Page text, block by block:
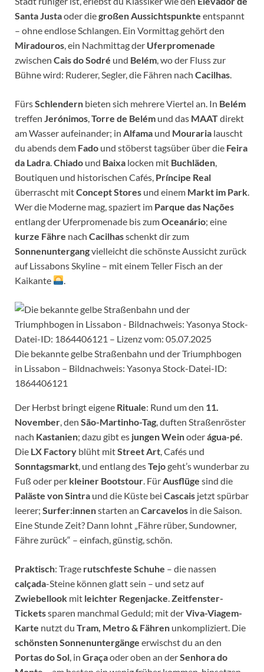
Santa Justaoder diegroßen Aussichtspunkte entspannt
– ohne endlose Schlangen. Ein Vormittag gehört den
Miradouros , ein Nachmittag der Uferpromenade
zwischen Cais do Sodré und Belém , wo der Fluss zur
Bühne wird: Ruderer, Segler, die Fähren nach Cacilhas
FürsSchlendern bieten sich mehrere Viertel an. In Belém
treffen Jerónimos Torre de Belém und das MAATdirekt
am Wasser aufeinander; in Alfama und Mouraria lauscht
du abends dem Fado und stöberst tagsüber über die Feira
da Ladra Chiado und Baixa locken mit Buchläden
Boutiquen und historischen Cafés, Príncipe Real
überrascht mitConcept Stores und einem Markt im Park
Wer die Moderne mag, spaziert im Parque das Nações
entlang der Uferpromenade bis zumOceanário; eine
kurze Fähre nach Cacilhasschenkt dir zum
Sonnenuntergangvielleicht die schönste Aussicht zurück
auf Lissabons Skyline – mit einem Teller Fisch an der
Kaikante
Die bekannte gelbe Straßenbahn und der Triumphbogen
in Lissabon – Bildnachweis: Yasonya Stock-Datei-ID:
1864406121
Der Herbst bringt eigene Rituale: Rund um den 11.
November , den São-Martinho-Tag , duften Straßenröster
nach Kastanien; dazu gibt es jungen Weinoderágua-pé
Die LX Factory blüht mitStreet Art , Cafés und
Sonntagsmarkt , und entlang desTejogeht’s wunderbar zu
Fuß oder per kleiner Bootstour . Für Ausflüge sind die
Paläste von Sintra und die Küste bei Cascais jetzt spürbar
leerer; Surfer:innenstarten an Carcavelos in die Saison.
Eine Stunde Zeit? Dann lohnt „Fähre rüber, Sundowner,
Fähre zurück“ – einfach, günstig, schön.
Praktisch: Trage rutschfeste Schuhe – die nassen
calçada-Steine können glatt sein – und setz auf
Zwiebellook mit leichter Regenjacke Zeitfenster-
Ticketssparen manchmal Geduld; mit derViva-Viagem-
Karte nutzt du Tram, Metro & Fähren unkompliziert. Die
schönsten Sonnenuntergänge erwischst du an den
Portas do Sol , in Graçaoder oben an derSenhora do